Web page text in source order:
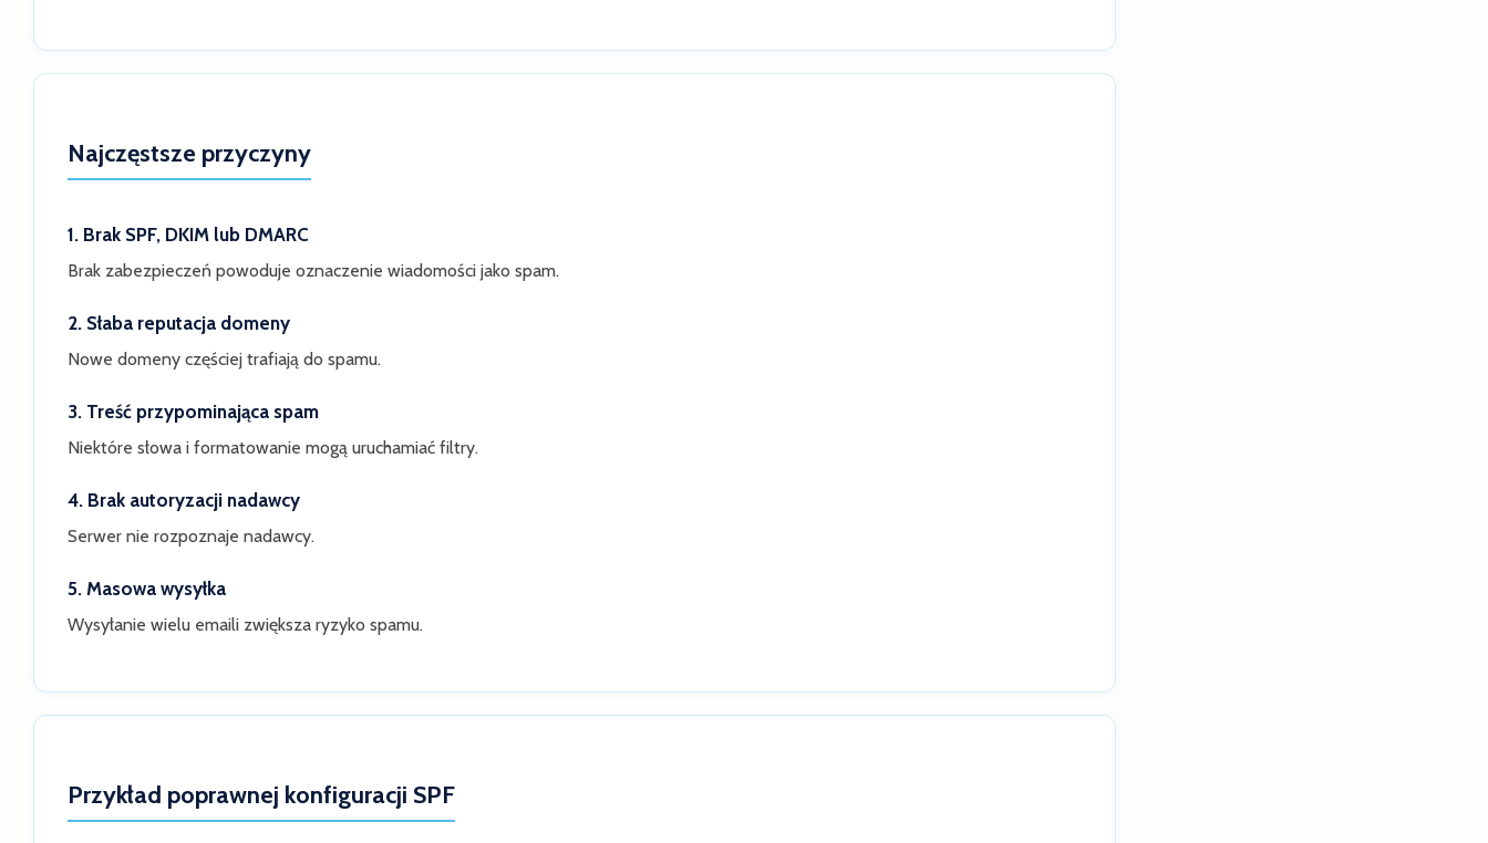
Najczęstsze przyczyny
1. Brak SPF, DKIM lub DMARC
Brak zabezpieczeń powoduje oznaczenie wiadomości jako spam.
2. Słaba reputacja domeny
Nowe domeny częściej trafiają do spamu.
3. Treść przypominająca spam
Niektóre słowa i formatowanie mogą uruchamiać filtry.
4. Brak autoryzacji nadawcy
Serwer nie rozpoznaje nadawcy.
5. Masowa wysyłka
Wysyłanie wielu emaili zwiększa ryzyko spamu.
Przykład poprawnej konfiguracji SPF